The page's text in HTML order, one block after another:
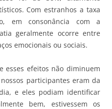
Com estranhos a taxa
em consonância com a
geralmente ocorre entre
emocionais ou sociais.
esses efeitos não diminuem
participantes eram da
e eles podiam identificar
bem, estivessem os